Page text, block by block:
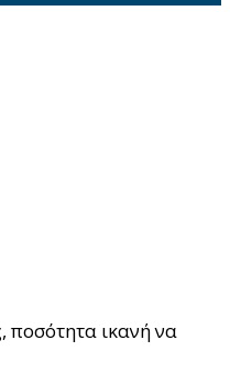
ποσότητα ικανή να